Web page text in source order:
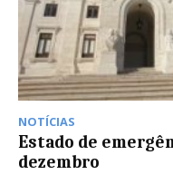
NOTÍCIAS
Estado de
dezembro